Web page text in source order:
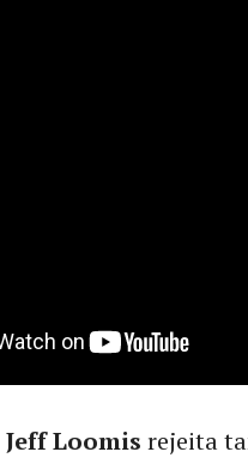
Jeff Loomis rejeita